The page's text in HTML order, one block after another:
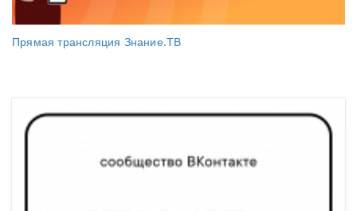
Прямая трансляция Знание.ТВ